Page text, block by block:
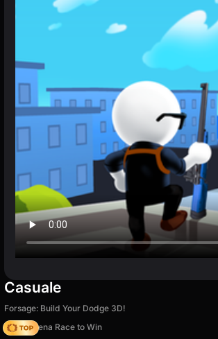
Casuale
Forsage: Build Your Dodge 3D!
Battle Arena Race to Win